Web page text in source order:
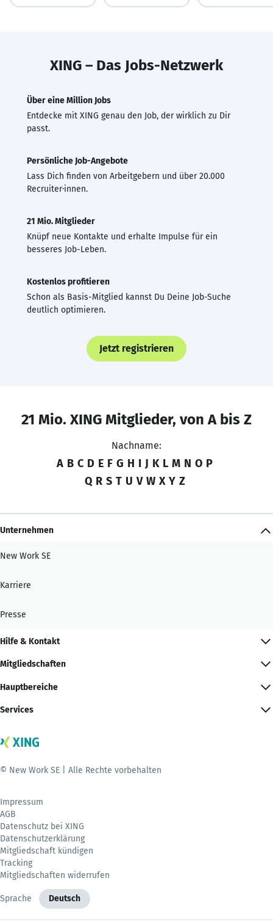
XING – Das Jobs-Netzwerk
Über eine Million Jobs
Entdecke mit XING genau den Job, der wirklich zu Dir
passt.
Persönliche Job-Angebote
Lass Dich finden von Arbeitgebern und über 20.000
Recruiter·innen.
21 Mio. Mitglieder
Knüpf neue Kontakte und erhalte Impulse für ein
besseres Job-Leben.
Kostenlos profitieren
Schon als Basis-Mitglied kannst Du Deine Job-Suche
deutlich optimieren.
Jetzt registrieren
21 Mio. XING Mitglieder, von A bis Z
Nachname:
A B C D E F G H I J K L M N O P
Q R S T U V W X Y Z
Unternehmen
New Work SE
Karriere
Presse
Hilfe & Kontakt
Mitgliedschaften
Hauptbereiche
Services
© New Work SE | Alle Rechte vorbehalten
Impressum
AGB
Datenschutz bei XING
Datenschutzerklärung
Mitgliedschaft kündigen
Tracking
Mitgliedschaften widerrufen
Sprache Deutsch